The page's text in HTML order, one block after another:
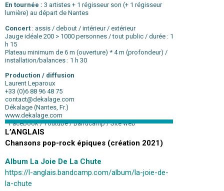
En tournée : 3 artistes + 1 régisseur son (+ 1 régisseur
lumière) au départ de Nantes
Concert : assis / debout / intérieur / extérieur
Jauge idéale 200 > 1000 personnes / tout public / durée : 1
h 15
Plateau minimum de 6 m (ouverture) * 4 m (profondeur) /
installation/balances : 1 h 30
Production / diffusion
Laurent Leparoux
+33 (0)6 88 96 48 75
contact@dekalage.com
Dékalage (Nantes, Fr.)
www.dekalage.com
Facebook / Youtube / Bandcamp / Site web
LA JOIE DE LA CHUTE
L’ANGLAIS
Chansons pop-rock épiques (création 2021)
Album La Joie De La Chute
https://l-anglais.bandcamp.com/album/la-joie-de-
la-chute